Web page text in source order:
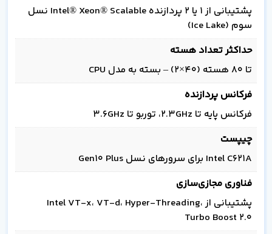
پشتیبانی از 1 یا 2 پردازنده Intel® Xeon® Scalable نسل
سوم (Ice Lake)
حداکثر تعداد هسته
تا 80 هسته (40×2) – بسته به مدل CPU
فرکانس پردازنده
فرکانس پایه تا 2.3GHz، توربو تا 3.6GHz
چیپست
Intel C621A برای سرورهای نسل Gen10 Plus
فناوری مجازی‌سازی
پشتیبانی از Intel VT-x، VT-d، Hyper-Threading،
Turbo Boost 2.0